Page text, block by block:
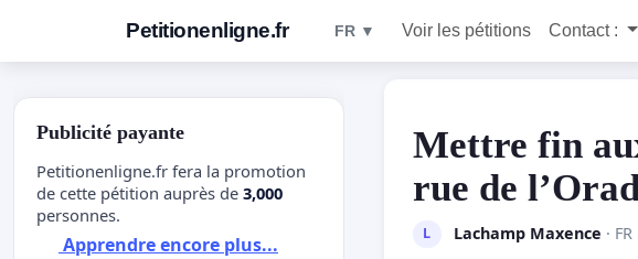
Petitionenligne.fr FR ▼ Voir les pétitions Contact :
Mettre fin
rue de
L Lachamp Maxence · FR
Publicité payante
Petitionenligne.fr fera la promotion
de cette pétition auprès de 3,000
personnes.
Apprendre encore plus...